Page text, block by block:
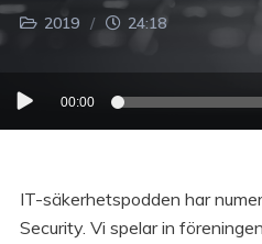
2019 24:18
00:00
IT-säkerhetspodden har
Security. Vi spelar in